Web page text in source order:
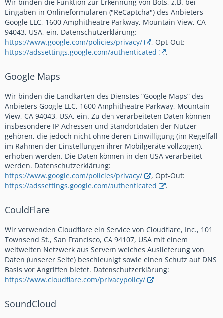
Wir binden die Funktion zur Erkennung von Bots, z.B. bei
Eingaben in Onlineformularen ("ReCaptcha") des Anbieters
Google LLC, 1600 Amphitheatre Parkway, Mountain View, CA
94043, USA, ein. Datenschutzerklärung:
https://www.google.com/policies/privacy/
, Opt-Out:
https://adssettings.google.com/authenticated
.
Google Maps
Wir binden die Landkarten des Dienstes “Google Maps” des
Anbieters Google LLC, 1600 Amphitheatre Parkway, Mountain
View, CA 94043, USA, ein. Zu den verarbeiteten Daten können
insbesondere IP-Adressen und Standortdaten der Nutzer
gehören, die jedoch nicht ohne deren Einwilligung (im Regelfall
im Rahmen der Einstellungen ihrer Mobilgeräte vollzogen),
erhoben werden. Die Daten können in den USA verarbeitet
werden. Datenschutzerklärung:
https://www.google.com/policies/privacy/
, Opt-Out:
https://adssettings.google.com/authenticated
.
CouldFlare
Wir verwenden Cloudflare ein Service von Cloudflare, Inc., 101
Townsend St., San Francisco, CA 94107, USA mit einem
weltweiten Netzwerk aus Servern welches Auslieferung von
Daten (unserer Seite) beschleunigt sowie einen Schutz auf DNS
Basis vor Angriffen bietet. Datenschutzerklärung:
https://www.cloudflare.com/privacypolicy/
SoundCloud